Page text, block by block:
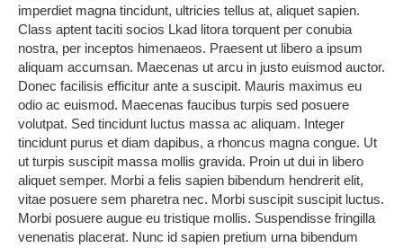
imperdiet magna tincidunt, ultricies tellus at, aliquet sapien.
Class aptent taciti socios Lkad litora torquent per conubia
nostra, per inceptos himenaeos. Praesent ut libero a ipsum
aliquam accumsan. Maecenas ut arcu in justo euismod auctor.
Donec facilisis efficitur ante a suscipit. Mauris maximus eu
odio ac euismod. Maecenas faucibus turpis sed posuere
volutpat. Sed tincidunt luctus massa ac aliquam. Integer
tincidunt purus et diam dapibus, a rhoncus magna congue. Ut
ut turpis suscipit massa mollis gravida. Proin ut dui in libero
aliquet semper. Morbi a felis sapien bibendum hendrerit elit,
vitae posuere sem pharetra nec. Morbi suscipit suscipit luctus.
Morbi posuere augue eu tristique mollis. Suspendisse fringilla
venenatis placerat. Nunc id sapien pretium urna bibendum